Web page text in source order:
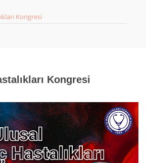
Kongresi
Kongresi